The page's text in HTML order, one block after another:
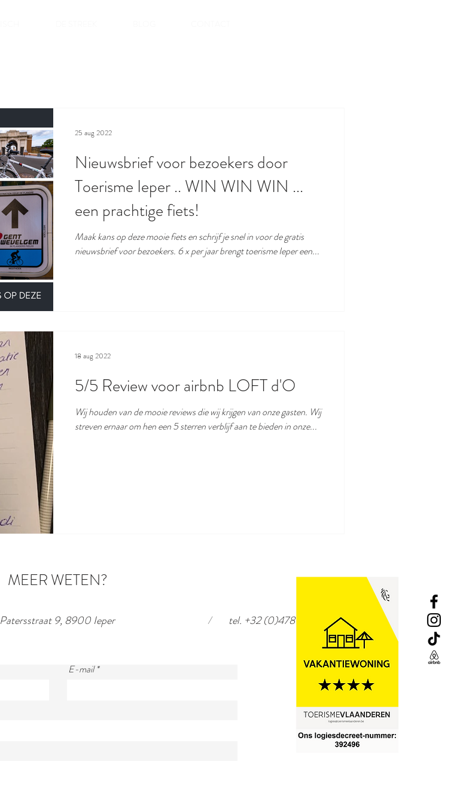
Nieuwsbrief voor bezoekers door
Toerisme Ieper .. WIN WIN WIN ...
een prachtige fiets!
Maak kans op deze mooie fiets en schrijf je snel in voor de gratis
nieuwsbrief voor bezoekers. 6 x per jaar brengt toerisme Ieper een...
25 aug 2022
5/5 Review voor airbnb LOFT d'O
Wij houden van de mooie reviews die wij krijgen van onze gasten. Wij
streven ernaar om hen een 5 sterren verblijf aan te bieden in onze...
18 aug 2022
MEER WETEN?
tel. +32 (0)478 92 11 66
Patersstraat 9, 8900 Ieper /
E-mail